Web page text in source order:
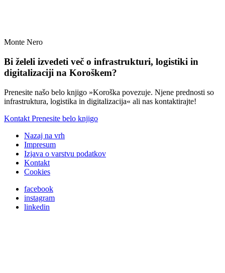
Monte Nero
Bi želeli izvedeti več o infrastrukturi, logistiki in
digitalizaciji na Koroškem?
Prenesite našo belo knjigo »Koroška povezuje. Njene prednosti so
infrastruktura, logistika in digitalizacija« ali nas kontaktirajte!
Kontakt Prenesite belo knjigo
Nazaj na vrh
Impresum
Izjava o varstvu podatkov
Kontakt
Cookies
facebook
instagram
linkedin